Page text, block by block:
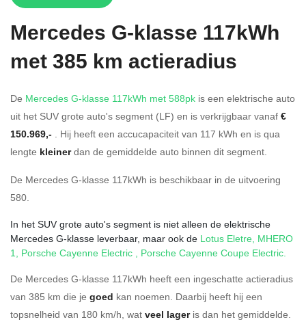
Mercedes G-klasse 117kWh
met 385 km actieradius
De Mercedes G-klasse 117kWh met 588pk is een elektrische auto
uit het SUV grote auto's segment (LF) en is verkrijgbaar vanaf €
150.969,- . Hij heeft een accucapaciteit van 117 kWh en is qua
lengte kleinerdan de gemiddelde auto binnen dit segment.
De Mercedes G-klasse 117kWh is beschikbaar in de uitvoering
580.
In het SUV grote auto's segment is niet alleen de elektrische
Mercedes G-klasse leverbaar, maar ook de Lotus Eletre, MHERO
1, Porsche Cayenne Electric , Porsche Cayenne Coupe Electric.
De Mercedes G-klasse 117kWh heeft een ingeschatte actieradius
van 385 km die je goed kan noemen. Daarbij heeft hij een
topsnelheid van 180 km/h, wat veel lageris dan het gemiddelde.